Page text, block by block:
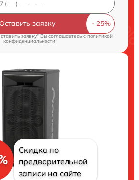
Оставить заявку
заявку" Вы соглашаетесь c политикой
конфиденциальности
Скидка по
предварительной
записи на сайте